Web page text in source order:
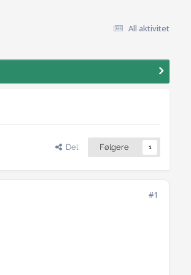
All aktivitet
Del Følgere 1
#1